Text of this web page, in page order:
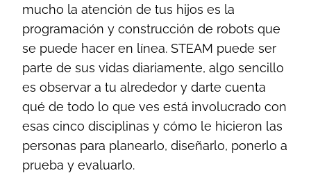
mucho la atención de tus hijos es la
programación y construcción de robots que
se puede hacer en línea. STEAM puede ser
parte de sus vidas diariamente, algo sencillo
es observar a tu alrededor y darte cuenta
qué de todo lo que ves está involucrado con
esas cinco disciplinas y cómo le hicieron las
personas para planearlo, diseñarlo, ponerlo a
prueba y evaluarlo.